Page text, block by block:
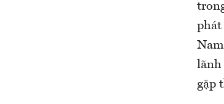
phát
lãnh
gặp